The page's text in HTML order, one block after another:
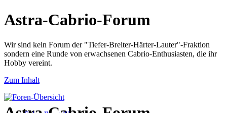
Astra-Cabrio-Forum
Wir sind kein Forum der "Tiefer-Breiter-Härter-Lauter"-Fraktion
sondern eine Runde von erwachsenen Cabrio-Enthusiasten, die ihr
Hobby vereint.
Zum Inhalt